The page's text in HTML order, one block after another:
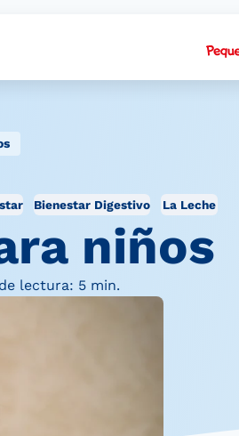
Bienestar Digestivo La Leche
niños
lectura: 5 min.